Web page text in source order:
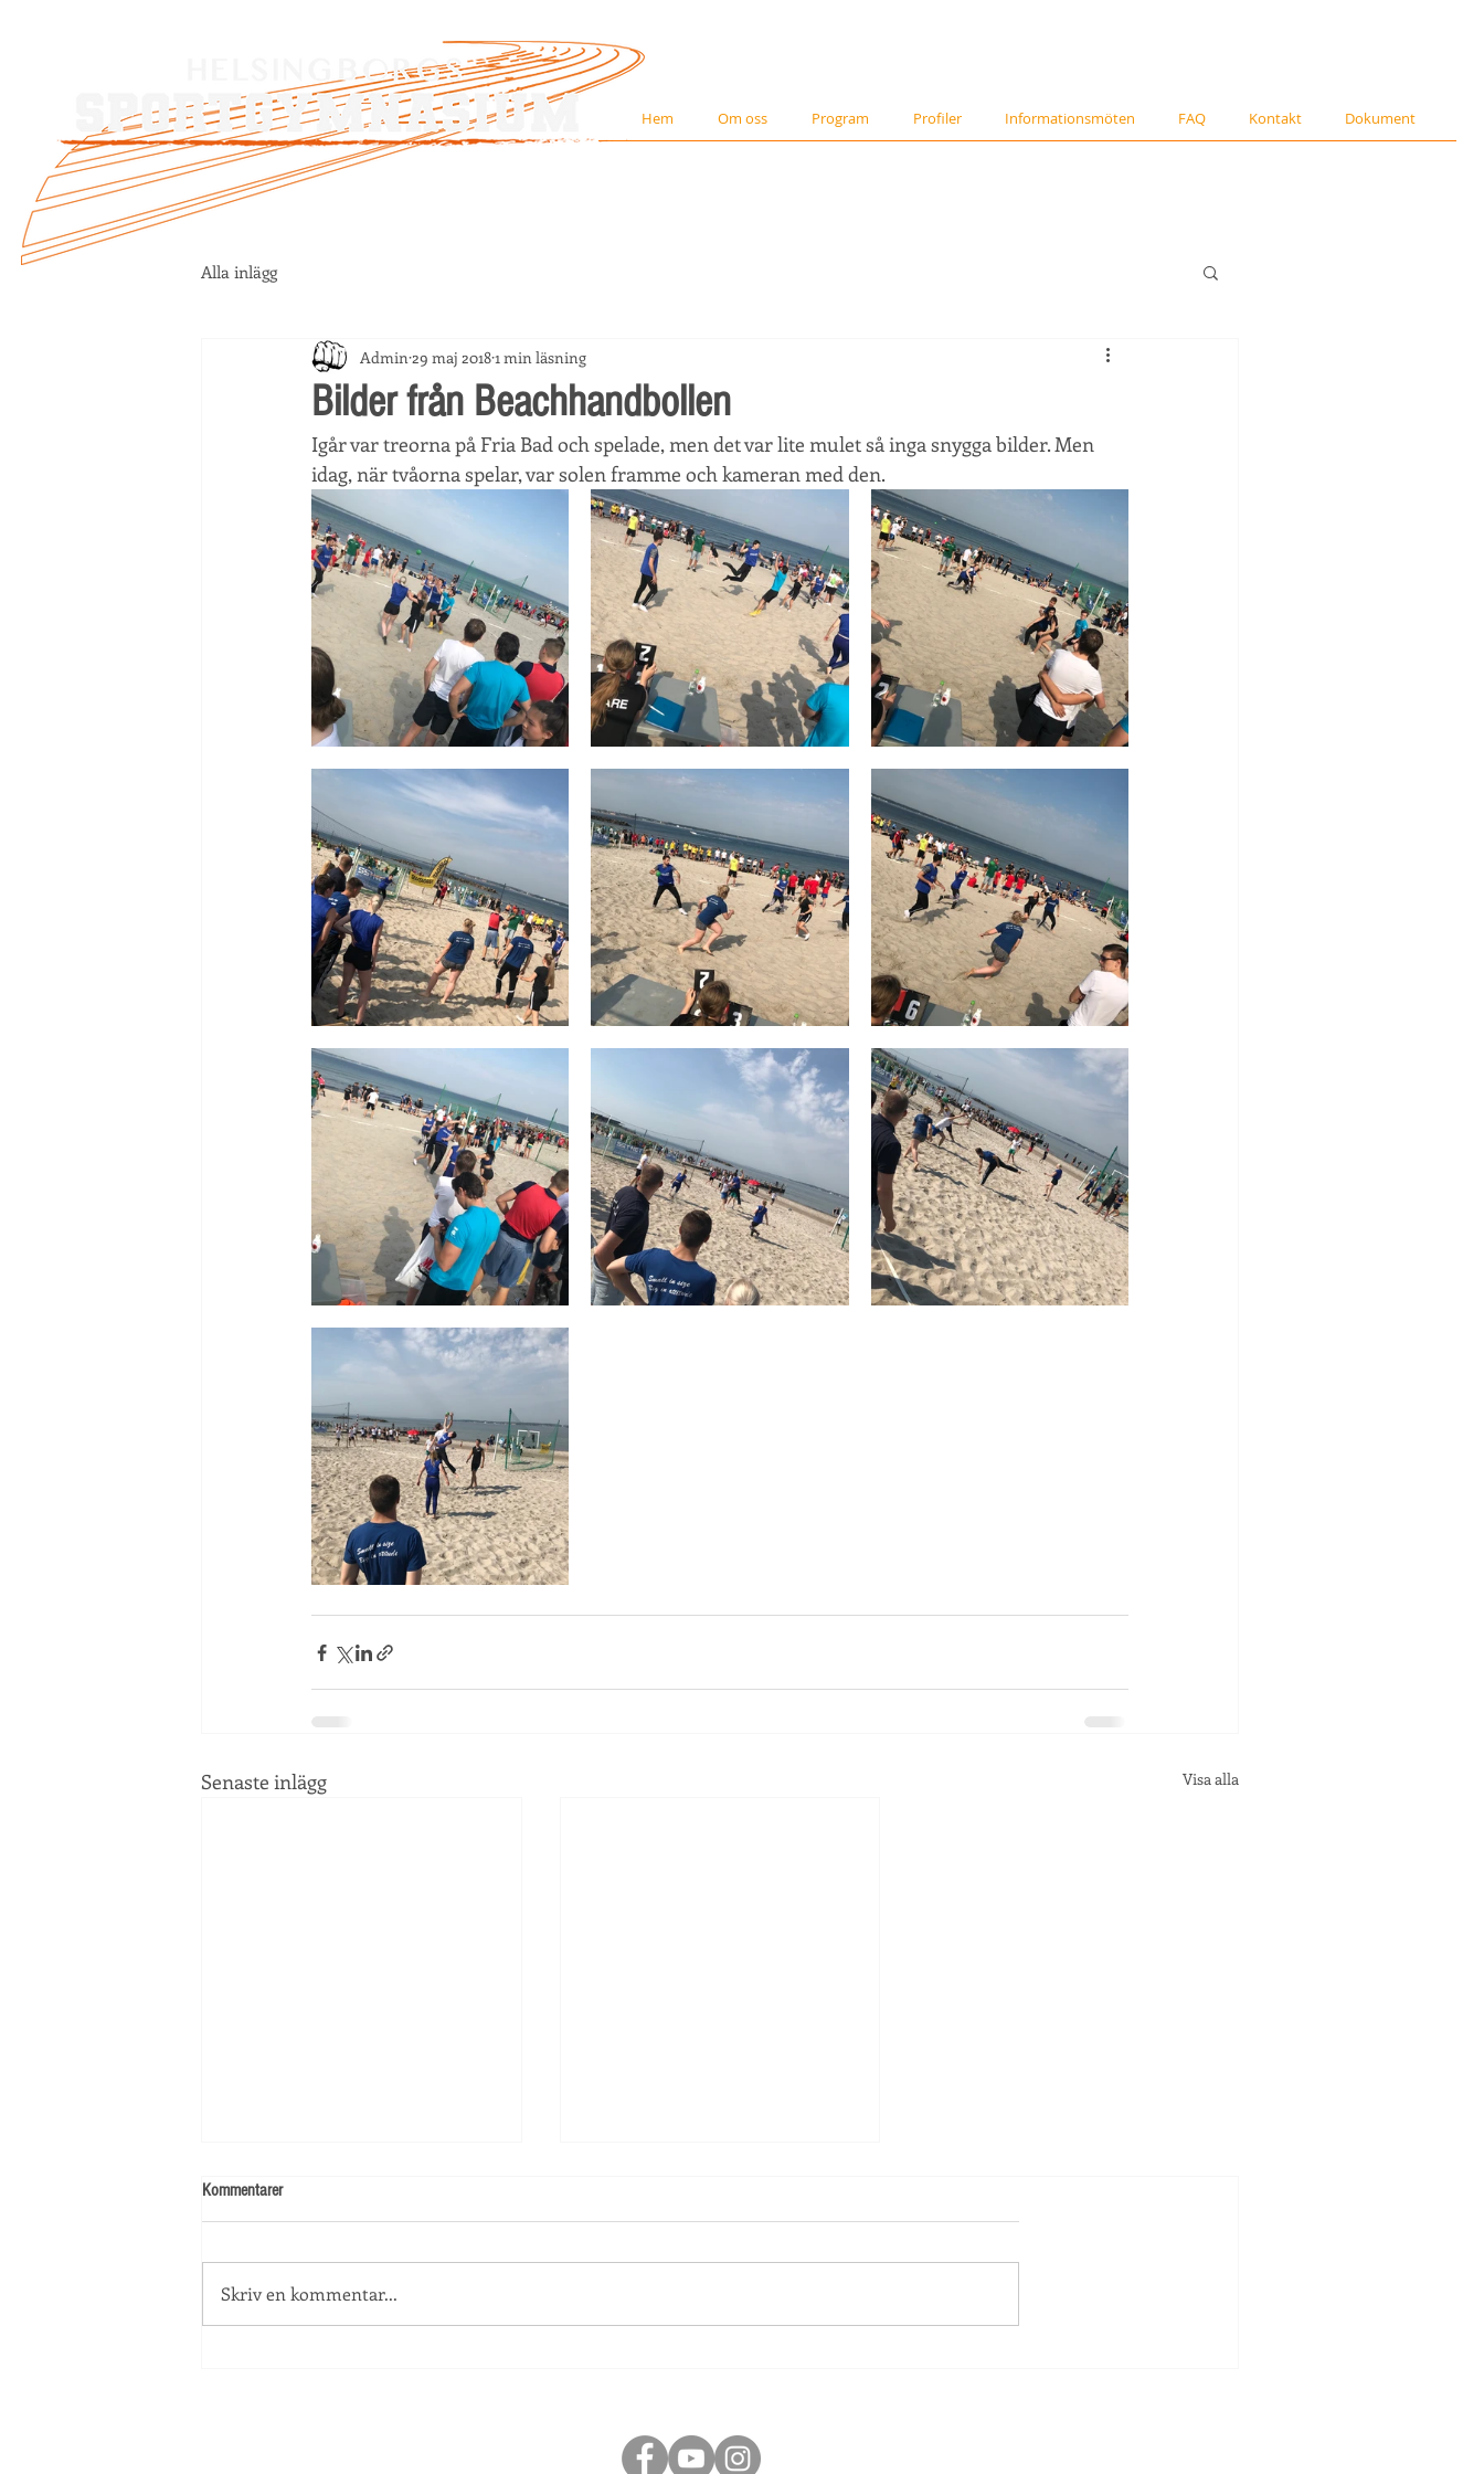
Hem Om oss Program Profiler Informationsmöten FAQ Kontakt Dokument
Alla inlägg
Bilder från Beachhandbollen
Admin 29 maj 20181 min läsning
Igår var treorna på Fria Bad och spelade, men det var lite mulet så inga snygga bilder. Men
idag, när tvåorna spelar, var solen framme och kameran med den.
Senaste inlägg Visa alla
Kommentarer
Skriv en kommentar...